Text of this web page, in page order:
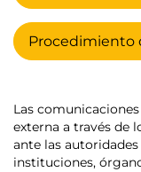
Procedimiento
Las
externa a través de
ante las
instituciones,